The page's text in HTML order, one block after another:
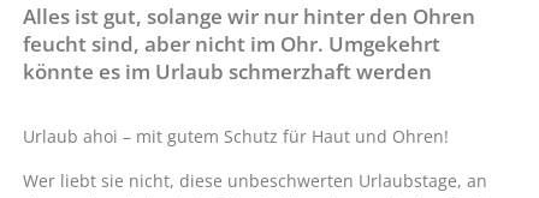
Alles ist gut, solange wir nur hinter den Ohren
feucht sind, aber nicht im Ohr. Umgekehrt
könnte es im Urlaub schmerzhaft werden
Urlaub ahoi – mit gutem Schutz für Haut und Ohren!
Wer liebt sie nicht, diese unbeschwerten Urlaubstage, an